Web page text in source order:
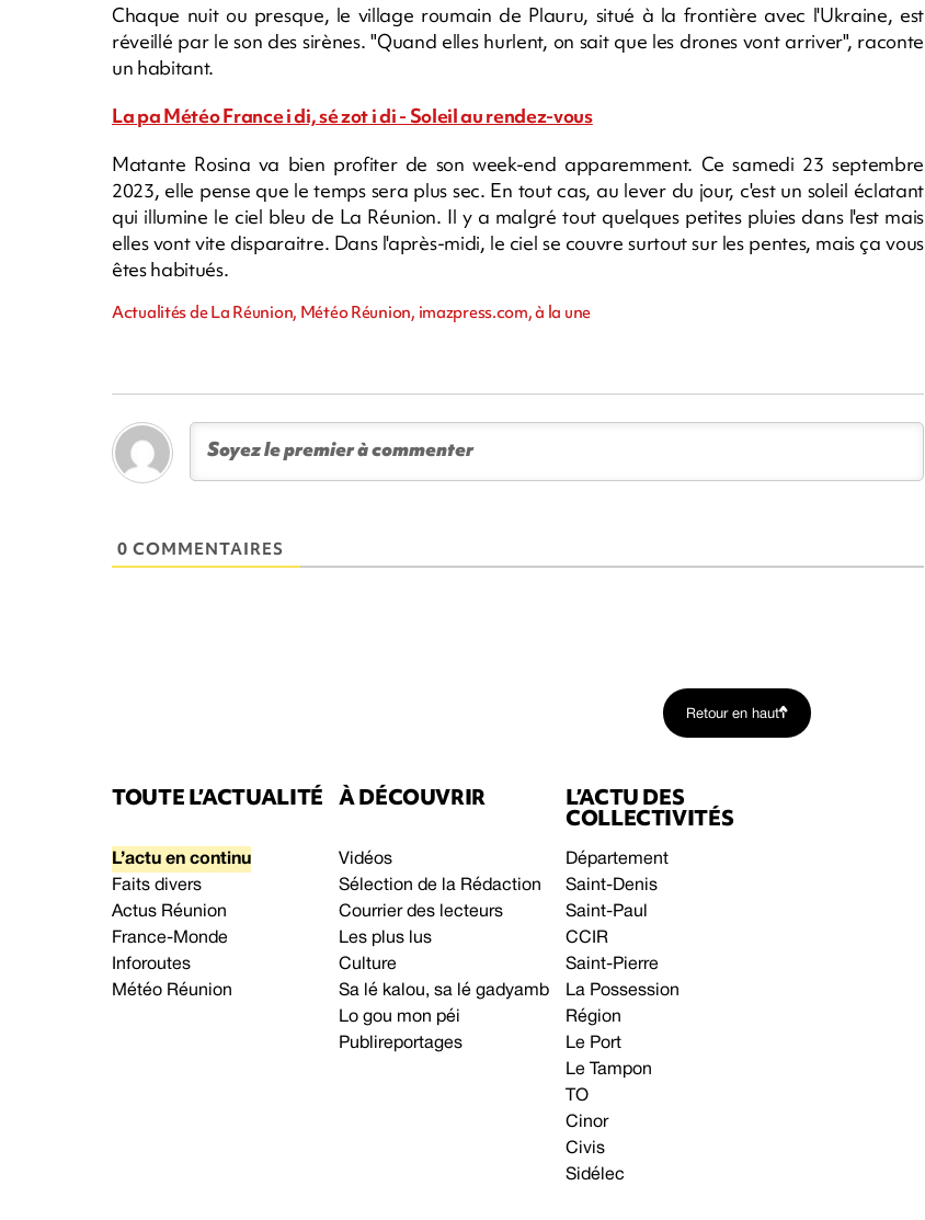
Chaque nuit ou presque, le village roumain de Plauru, situé à la frontière avec l'Ukraine, est
réveillé par le son des sirènes. "Quand elles hurlent, on sait que les drones vont arriver", raconte
un habitant.
La pa Météo France i di, sé zot i di - Soleil au rendez-vous
Matante Rosina va bien profiter de son week-end apparemment. Ce samedi 23 septembre
2023, elle pense que le temps sera plus sec. En tout cas, au lever du jour, c'est un soleil éclatant
qui illumine le ciel bleu de La Réunion. Il y a malgré tout quelques petites pluies dans l'est mais
elles vont vite disparaitre. Dans l'après-midi, le ciel se couvre surtout sur les pentes, mais ça vous
êtes habitués.
Actualités de La Réunion, Météo Réunion, imazpress.com, à la une
0 COMMENTAIRES
Retour en haut
TOUTE L’ACTUALITÉ
L’actu en continu
Faits divers
Actus Réunion
France-Monde
Inforoutes
Météo Réunion
À DÉCOUVRIR
Vidéos
Sélection de la Rédaction
Courrier des lecteurs
Les plus lus
Culture
Sa lé kalou, sa lé gadyamb
Lo gou mon péi
Publireportages
L’ACTU DES
COLLECTIVITÉS
Département
Saint-Denis
Saint-Paul
CCIR
Saint-Pierre
La Possession
Région
Le Port
Le Tampon
TO
Cinor
Civis
Sidélec